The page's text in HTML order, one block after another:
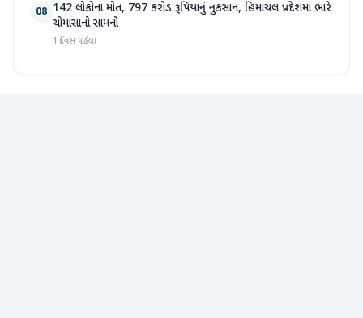
08 142 લોકોના મોત, 797 કરોડ રૂપિયાનું નુકસાન, હિમાચલ પ્રદેશમાં ભારે
ચોમાસાનો સામનો
1 દિવસ પહેલા